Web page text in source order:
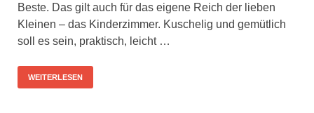
Beste. Das gilt auch für das eigene Reich der lieben
Kleinen – das Kinderzimmer. Kuschelig und gemütlich
soll es sein, praktisch, leicht …
WEITERLESEN